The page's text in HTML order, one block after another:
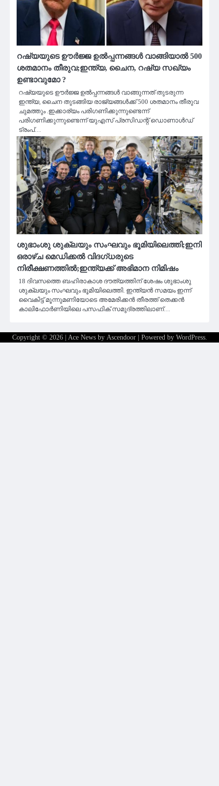
റഷ്യയുടെ ഊർജ്ജ ഉൽപ്പന്നങ്ങൾ വാങ്ങിയാൽ 500
ശതമാനം തീരുവ;ഇന്ത്യ, ചൈന, റഷ്യ സഖ്യം
ഉണ്ടാവുമോ ?
റഷ്യയുടെ ഊർജ്ജ ഉൽപ്പന്നങ്ങൾ വാങ്ങുന്നത് തുടരുന്ന
ഇന്ത്യ, ചൈന തുടങ്ങിയ രാജ്യങ്ങൾക്ക് 500 ശതമാനം തീരുവ
ചുമത്തും .ഇക്കാര്യം പരിഗണിക്കുന്നുണ്ടെന്ന്
പരിഗണിക്കുന്നുണ്ടെന്ന് യുഎസ് പ്രസിഡന്റ് ഡൊണാൾഡ്
ട്രംപ്…
ശുഭാംശു ശുക്ലയും സംഘവും ഭൂമിയിലെത്തി;ഇനി
ഒരാഴ്ച മെഡിക്കല്‍ വിദഗ്ധരുടെ
നിരീക്ഷണത്തില്‍;ഇന്ത്യക്ക് അഭിമാന നിമിഷം
18 ദിവസത്തെ ബഹിരാകാശ ദൗത്യത്തിന് ശേഷം ശുഭാംശു
ശുക്ലയും സംഘവും ഭൂമിയിലെത്തി. ഇന്ത്യന്‍ സമയം ഇന്ന്
വൈകിട്ട് മൂന്നുമണിയോടെ അമേരിക്കന്‍ തീരത്ത് തെക്കന്‍
കാലിഫോര്‍ണിയിലെ പസഫിക് സമുദ്രത്തിലാണ്…
Copyright © 2026 | Ace News by Ascendoor| Powered by WordPress.